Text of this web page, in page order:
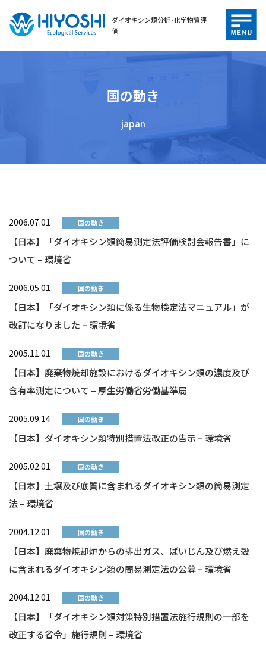
ダイオキシン類分析･化学物質評
価
国の動き
japan
2006.07.01 国の動き
【日本】「ダイオキシン類簡易測定法評価検討会報告書」に
ついて – 環境省
2006.05.01 国の動き
【日本】「ダイオキシン類に係る生物検定法マニュアル」が
改訂になりました – 環境省
2005.11.01 国の動き
【日本】廃棄物焼却施設におけるダイオキシン類の濃度及び
含有率測定について – 厚生労働省労働基準局
2005.09.14 国の動き
【日本】ダイオキシン類特別措置法改正の告示 – 環境省
2005.02.01 国の動き
【日本】土壌及び底質に含まれるダイオキシン類の簡易測定
法 – 環境省
2004.12.01 国の動き
【日本】廃棄物焼却炉からの排出ガス、ばいじん及び燃え殻
に含まれるダイオキシン類の簡易測定法の公募 – 環境省
2004.12.01 国の動き
【日本】「ダイオキシン類対策特別措置法施行規則の一部を
改正する省令」施行規則 – 環境省